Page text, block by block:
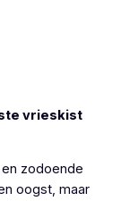
vrieskist
zodoende
oogst, maar